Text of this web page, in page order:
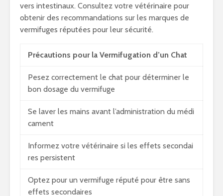
vers intestinaux. Consultez votre vétérinaire pour
obtenir des recommandations sur les marques de
vermifuges réputées pour leur sécurité.
Précautions pour la Vermifugation d’un Chat
Pesez correctement le chat pour déterminer le
bon dosage du vermifuge
Se laver les mains avant l’administration du médi
cament
Informez votre vétérinaire si les effets secondai
res persistent
Optez pour un vermifuge réputé pour être sans
effets secondaires